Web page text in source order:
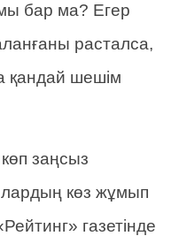
бар ма? Егер
расталса,
қандай шешім
заңсыз
көз жұмып
газетінде